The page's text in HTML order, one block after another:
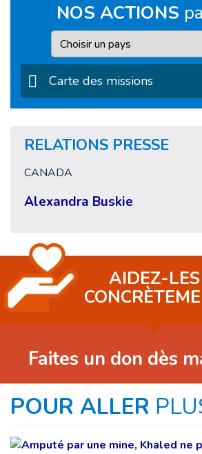
NOS ACTIONS
Pays
Carte des missions
RELATIONS PRESSE
CANADA
Alexandra Buskie
AIDEZ-LES
Faites un don dès
POUR ALLER